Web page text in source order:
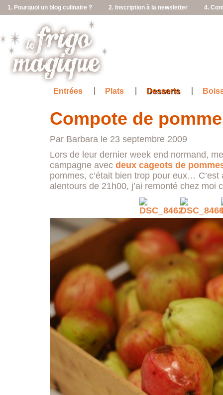
1. Pourquoi un blog culinaire ? 2. Inscription à la newsletter 4.
Entrées Plats Desserts
Compote de
Par Barbara le 23 septembre 2009
Lors de leur dernier week end normand,
campagne avec deux cageots de
pommes, c’était bien trop pour eux… C’est
alentours de 21h00, j’ai remonté chez